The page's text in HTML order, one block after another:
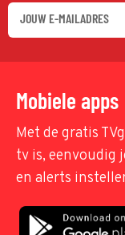
Mobiele apps
Met de gratis
tv is, eenvoudig
en alerts